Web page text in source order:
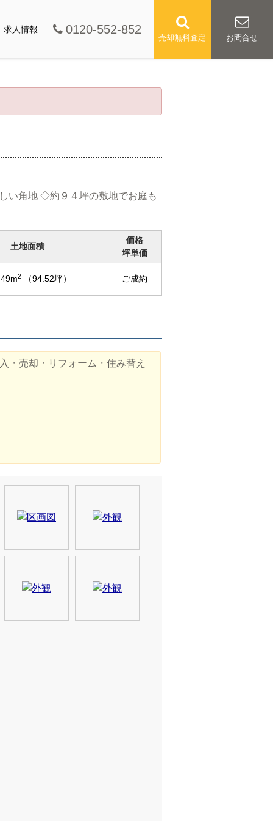
求人情報 0120-552-852
売却無料査定 お問合せ
い角地 ◇約９４坪の敷地でお庭も
土地面積
価格
坪単価
2 （94.52坪） ご成約
・売却・リフォーム・住み替え